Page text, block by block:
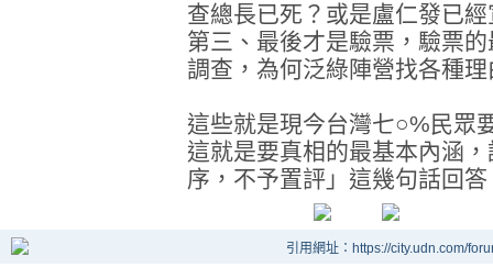
查總長已死？或是盧仁發已
第三、最後才是驗票，驗票
調查，為何泛綠陣營找各種
這些就是現今台灣七○%民眾
這就是要真相的最基本內涵
序，不予置評」這幾句話回答
引用網址：https://city.udn.com/